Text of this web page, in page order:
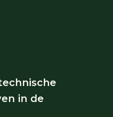
in de